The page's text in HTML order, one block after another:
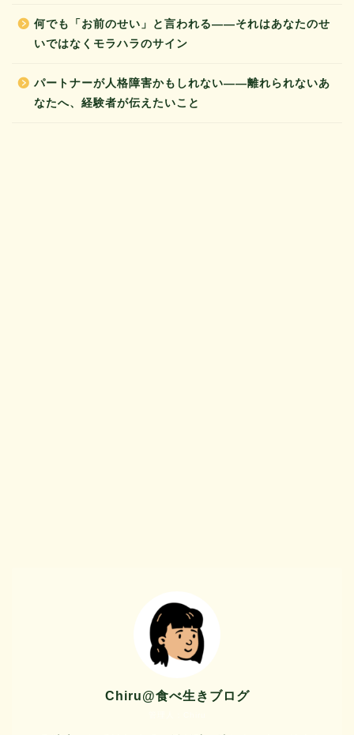
何でも「お前のせい」と言われる——それはあなたのせ
いではなくモラハラのサイン
パートナーが人格障害かもしれない——離れられないあ
なたへ、経験者が伝えたいこと
Chiru@食べ生きブログ